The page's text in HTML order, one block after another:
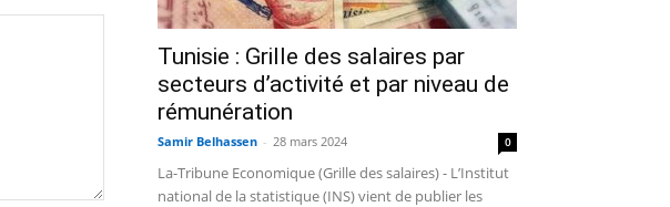
Tunisie : Grille des salaires par
secteurs d’activité et par niveau de
rémunération
Samir Belhassen - 28 mars 2024 0
La-Tribune Economique (Grille des salaires) - L’Institut
national de la statistique (INS) vient de publier les